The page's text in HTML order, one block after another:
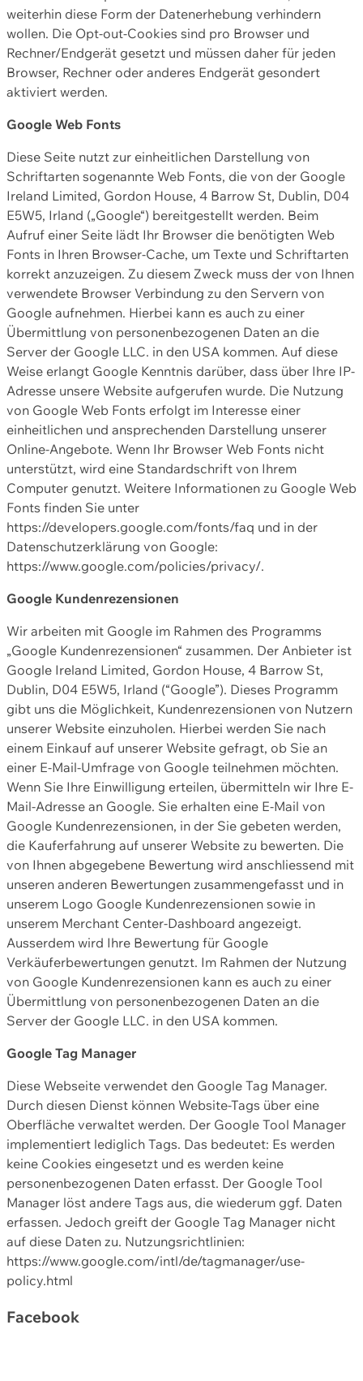
weiterhin diese Form der Datenerhebung verhindern
wollen. Die Opt-out-Cookies sind pro Browser und
Rechner/Endgerät gesetzt und müssen daher für jeden
Browser, Rechner oder anderes Endgerät gesondert
aktiviert werden.
Google Web Fonts
Diese Seite nutzt zur einheitlichen Darstellung von
Schriftarten sogenannte Web Fonts, die von der Google
Ireland Limited, Gordon House, 4 Barrow St, Dublin, D04
E5W5, Irland („Google“) bereitgestellt werden. Beim
Aufruf einer Seite lädt Ihr Browser die benötigten Web
Fonts in Ihren Browser-Cache, um Texte und Schriftarten
korrekt anzuzeigen. Zu diesem Zweck muss der von Ihnen
verwendete Browser Verbindung zu den Servern von
Google aufnehmen. Hierbei kann es auch zu einer
Übermittlung von personenbezogenen Daten an die
Server der Google LLC. in den USA kommen. Auf diese
Weise erlangt Google Kenntnis darüber, dass über Ihre IP-
Adresse unsere Website aufgerufen wurde. Die Nutzung
von Google Web Fonts erfolgt im Interesse einer
einheitlichen und ansprechenden Darstellung unserer
Online-Angebote. Wenn Ihr Browser Web Fonts nicht
unterstützt, wird eine Standardschrift von Ihrem
Computer genutzt. Weitere Informationen zu Google Web
Fonts finden Sie unter
https://developers.google.com/fonts/faq und in der
Datenschutzerklärung von Google:
https://www.google.com/policies/privacy/.
Google Kundenrezensionen
Wir arbeiten mit Google im Rahmen des Programms
„Google Kundenrezensionen“ zusammen. Der Anbieter ist
Google Ireland Limited, Gordon House, 4 Barrow St,
Dublin, D04 E5W5, Irland (“Google”). Dieses Programm
gibt uns die Möglichkeit, Kundenrezensionen von Nutzern
unserer Website einzuholen. Hierbei werden Sie nach
einem Einkauf auf unserer Website gefragt, ob Sie an
einer E-Mail-Umfrage von Google teilnehmen möchten.
Wenn Sie Ihre Einwilligung erteilen, übermitteln wir Ihre E-
Mail-Adresse an Google. Sie erhalten eine E-Mail von
Google Kundenrezensionen, in der Sie gebeten werden,
die Kauferfahrung auf unserer Website zu bewerten. Die
von Ihnen abgegebene Bewertung wird anschliessend mit
unseren anderen Bewertungen zusammengefasst und in
unserem Logo Google Kundenrezensionen sowie in
unserem Merchant Center-Dashboard angezeigt.
Ausserdem wird Ihre Bewertung für Google
Verkäuferbewertungen genutzt. Im Rahmen der Nutzung
von Google Kundenrezensionen kann es auch zu einer
Übermittlung von personenbezogenen Daten an die
Server der Google LLC. in den USA kommen.
Google Tag Manager
Diese Webseite verwendet den Google Tag Manager.
Durch diesen Dienst können Website-Tags über eine
Oberfläche verwaltet werden. Der Google Tool Manager
implementiert lediglich Tags. Das bedeutet: Es werden
keine Cookies eingesetzt und es werden keine
personenbezogenen Daten erfasst. Der Google Tool
Manager löst andere Tags aus, die wiederum ggf. Daten
erfassen. Jedoch greift der Google Tag Manager nicht
auf diese Daten zu. Nutzungsrichtlinien:
https://www.google.com/intl/de/tagmanager/use-
policy.html
Facebook